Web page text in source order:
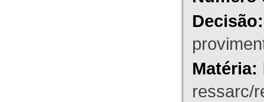
Decisão:
Matéria:
ressarc/